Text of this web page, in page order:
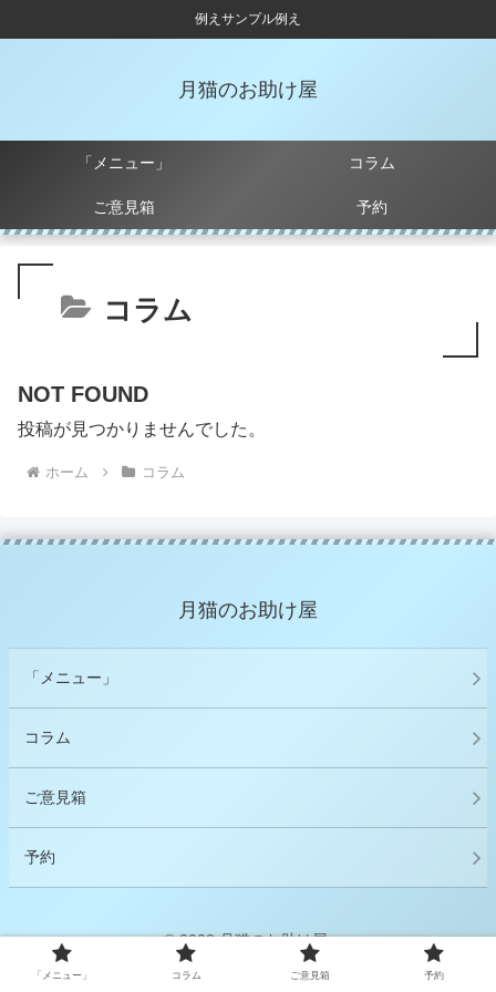
例えサンプル例え
月猫のお助け屋
「メニュー」 コラム
ご意見箱 予約
コラム
NOT FOUND
投稿が見つかりませんでした。
ホーム コラム
月猫のお助け屋
「メニュー」
コラム
ご意見箱
予約
© 2023 月猫のお助け屋.
「メニュー」 コラム ご意見箱 予約